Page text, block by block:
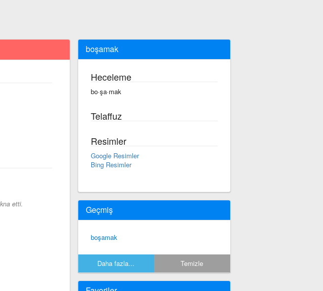
etti.
boşamak
Heceleme
bo·şa·mak
Telaffuz
Resimler
Google Resimler
Bing Resimler
Geçmiş
boşamak
Daha fazla... Temizle